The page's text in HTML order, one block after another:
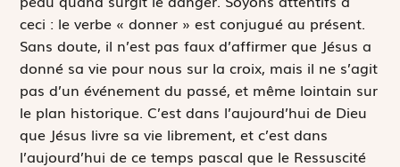
ceci : le verbe « donner » est conjugué au présent.
Sans doute, il n’est pas faux d’affirmer que Jésus a
donné sa vie pour nous sur la croix, mais il ne s’agit
pas d’un événement du passé, et même lointain sur
le plan historique. C’est dans l’aujourd’hui de Dieu
que Jésus livre sa vie librement, et c’est dans
l’aujourd’hui de ce temps pascal que le Ressuscité